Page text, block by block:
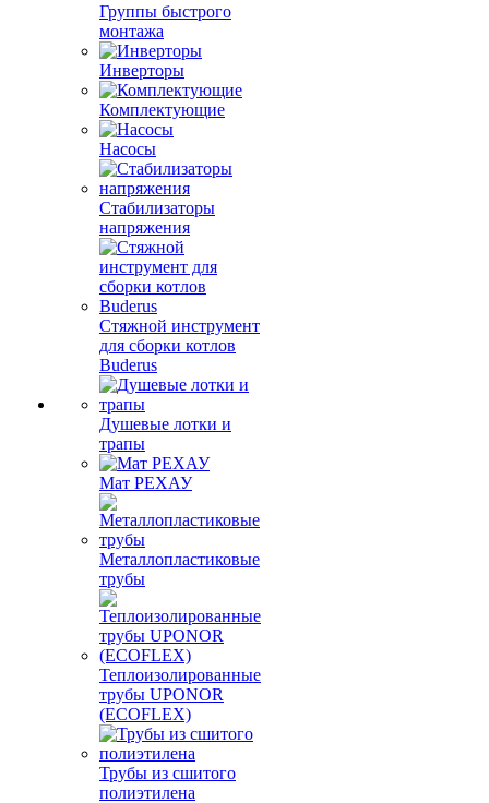
Группы быстрого
монтажа
Инверторы
Комплектующие
Насосы
Стабилизаторы
напряжения
Стяжной инструмент
для сборки котлов
Buderus
Душевые лотки и
трапы
Мат РЕХАУ
Металлопластиковые
трубы
Теплоизолированные
трубы UPONOR
(ECOFLEX)
Трубы из сшитого
полиэтилена